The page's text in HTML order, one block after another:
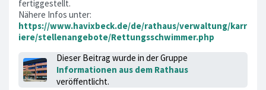
fertiggestellt.
Nähere Infos unter:
https://www.havixbeck.de/de/rathaus/verwaltung/karr
iere/stellenangebote/Rettungsschwimmer.php
Dieser Beitrag wurde in der Gruppe
Informationen aus dem Rathaus
veröffentlicht.